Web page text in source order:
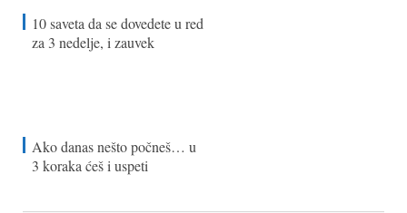
10 saveta da se dovedete u red
za 3 nedelje, i zauvek
Ako danas nešto počneš… u
3 koraka ćeš i uspeti